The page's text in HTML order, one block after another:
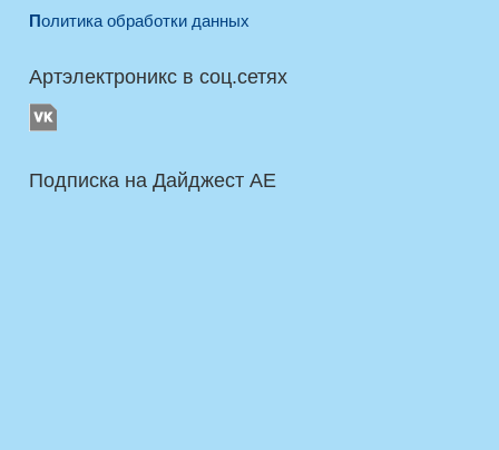
Политика обработки данных
Артэлектроникс в соц.сетях
Подписка на Дайджест AE